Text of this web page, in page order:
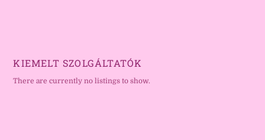
KIEMELT SZOLGÁLTATÓK
There are currently no listings to show.